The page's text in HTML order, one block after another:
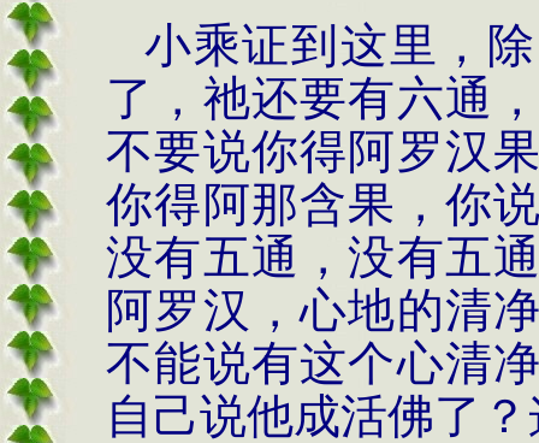
小乘证到这里，
了，祂还要有六通
不要说你得阿罗汉
你得阿那含果，你
没有五通，没有五
阿罗汉，心地的清
不能说有这个心清
自己说他成活佛了